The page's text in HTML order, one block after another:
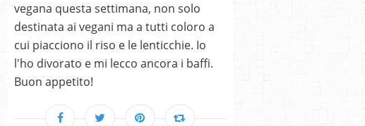
vegana questa settimana, non solo
destinata ai vegani ma a tutti coloro a
cui piacciono il riso e le lenticchie. Io
l'ho divorato e mi lecco ancora i baffi.
Buon appetito!